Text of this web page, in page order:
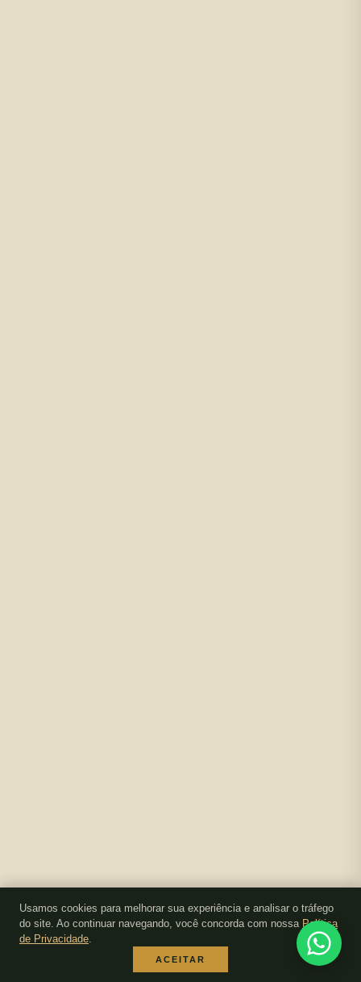
Usamos cookies para melhorar sua experiência e analisar o tráfego
do site. Ao continuar navegando, você concorda com nossa Política
de Privacidade.
ACEITAR